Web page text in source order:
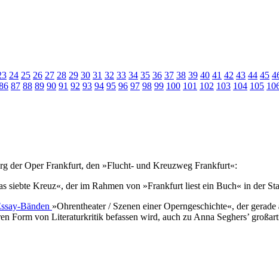
24 25 26 27 28 29 30 31 32 33 34 35 36 37 38 39 40 41 42 43 44 45
87 88 89 90 91 92 93 94 95 96 97 98 99 100 101 102 103 104 105
der Oper Frankfurt, den »Flucht- und Kreuzweg Frankfurt«:
Kreuz«, der im Rahmen von »Frankfurt liest ein Buch« in der
Bänden »Ohrentheater / Szenen einer Operngeschichte«, der
Form von Literaturkritik befassen wird, auch zu Anna Seghers’